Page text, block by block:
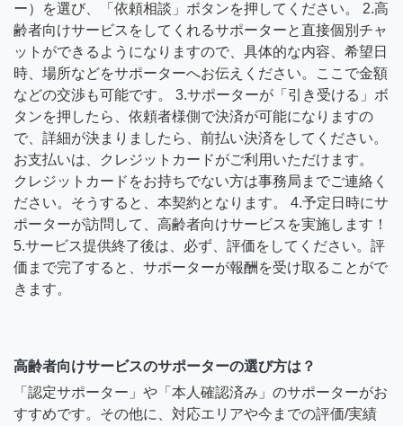
ー）を選び、「依頼相談」ボタンを押してください。 2.高
齢者向けサービスをしてくれるサポーターと直接個別チャ
ットができるようになりますので、具体的な内容、希望日
時、場所などをサポーターへお伝えください。ここで金額
などの交渉も可能です。 3.サポーターが「引き受ける」ボ
タンを押したら、依頼者様側で決済が可能になりますの
で、詳細が決まりましたら、前払い決済をしてください。
お支払いは、クレジットカードがご利用いただけます。
クレジットカードをお持ちでない方は事務局までご連絡く
ださい。そうすると、本契約となります。 4.予定日時にサ
ポーターが訪問して、高齢者向けサービスを実施します！
5.サービス提供終了後は、必ず、評価をしてください。評
価まで完了すると、サポーターが報酬を受け取ることがで
きます。
高齢者向けサービスのサポーターの選び方は？
「認定サポーター」や「本人確認済み」のサポーターがお
すすめです。その他に、対応エリアや今までの評価/実績